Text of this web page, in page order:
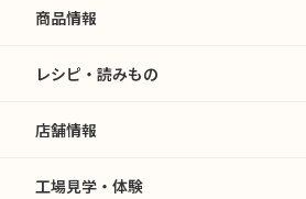
商品情報
レシピ・読みもの
店舗情報
工場見学・体験